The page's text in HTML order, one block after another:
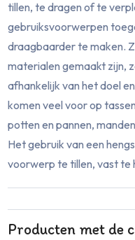
tillen, te dragen of te
gebruiksvoorwerpen
draagbaarder te maken.
materialen gemaakt zijn,
afhankelijk van het doel
komen veel voor op
potten en pannen,
Het gebruik van een
voorwerp te tillen, vast te
Producten met de